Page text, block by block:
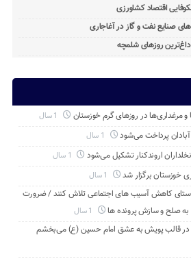
اقتصاد کشاورزی
صنایع نفت و گاز در آغاجاری
روزهای شلمچه
و مرغداری‌ها در روزهای گرم خوزستان
پرداخت می‌شود
اروندکنار تشکیل می‌شود
خوزستان برگزار شد
کاهش آسیب های اجتماعی تلاش کنند / ضرورت
به صلح و سازش پرونده ها